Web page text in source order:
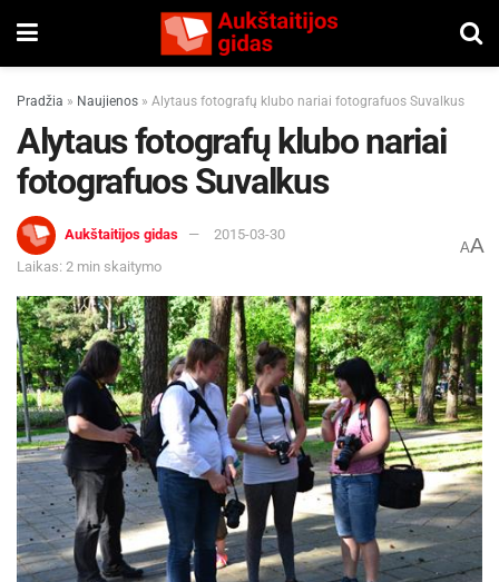
Pradžia » Naujienos » Alytaus fotografų klubo nariai fotografuos Suvalkus
Alytaus fotografų klubo nariai
fotografuos Suvalkus
Aukštaitijos gidas
2015-03-30
Laikas: 2 min skaitymo
AA